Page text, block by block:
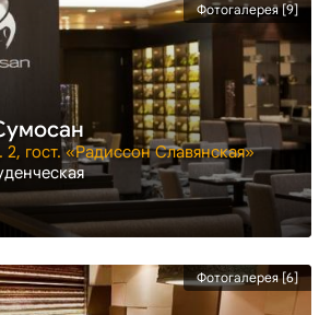
Фотогалерея [9]
гост. «Радиссон Славянская»
Фотогалерея [6]